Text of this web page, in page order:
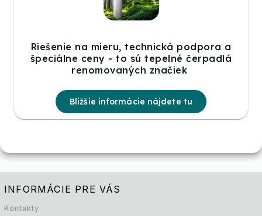
Riešenie na mieru, technická podpora a
špeciálne ceny - to sú tepelné čerpadlá
renomovaných značiek
Bližšie informácie nájdete tu
INFORMÁCIE PRE VÁS
Kontakty